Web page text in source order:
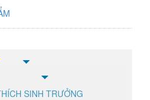
SINH TRƯỞNG